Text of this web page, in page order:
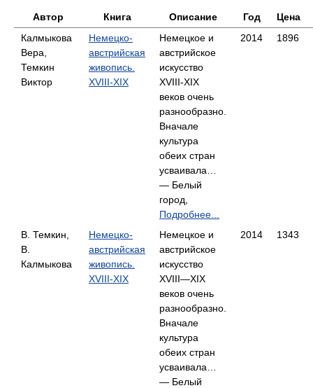
Автор Книга Описание Год
Цена
Калмыкова
Вера,
Темкин
Виктор
Немецко-
австрийская
живопись.
XVIII-XIX
Немецкое и
австрийское
искусство
XVIII-XIX
веков очень
разнообразно.
Вначале
культура
обеих стран
усваивала…
— Белый
город,
Подробнее...
2014 1896
В. Темкин,
В.
Калмыкова
Немецко-
австрийская
живопись.
XVIII-XIX
Немецкое и
австрийское
искусство
XVIII—XIX
веков очень
разнообразно.
Вначале
культура
обеих стран
усваивала…
— Белый
2014 1343